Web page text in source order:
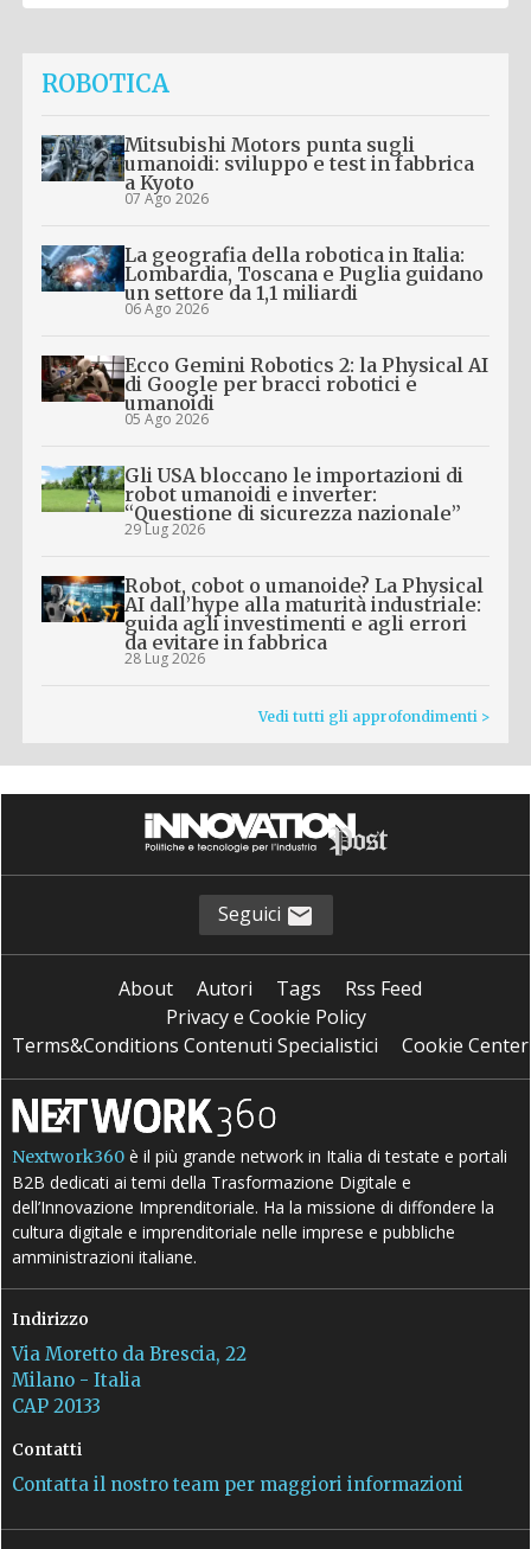
ROBOTICA
Mitsubishi Motors punta sugli
umanoidi: sviluppo e test in fabbrica
a Kyoto
07 Ago 2026
La geografia della robotica in Italia:
Lombardia, Toscana e Puglia guidano
un settore da 1,1 miliardi
06 Ago 2026
Ecco Gemini Robotics 2: la Physical AI
di Google per bracci robotici e
umanoidi
05 Ago 2026
Gli USA bloccano le importazioni di
robot umanoidi e inverter:
“Questione di sicurezza nazionale”
29 Lug 2026
Robot, cobot o umanoide? La Physical
AI dall’hype alla maturità industriale:
guida agli investimenti e agli errori
da evitare in fabbrica
28 Lug 2026
Vedi tutti gli approfondimenti >
Seguici
About Autori Tags
Rss Feed
Privacy e Cookie Policy
Terms&Conditions Contenuti Specialistici
Cookie Center
Nextwork360 è il più grande network in Italia di testate e portali
B2B dedicati ai temi della Trasformazione Digitale e
dell’Innovazione Imprenditoriale. Ha la missione di diffondere la
cultura digitale e imprenditoriale nelle imprese e pubbliche
amministrazioni italiane.
Indirizzo
Via Moretto da Brescia, 22
Milano - Italia
CAP 20133
Contatti
Contatta il nostro team per maggiori informazioni